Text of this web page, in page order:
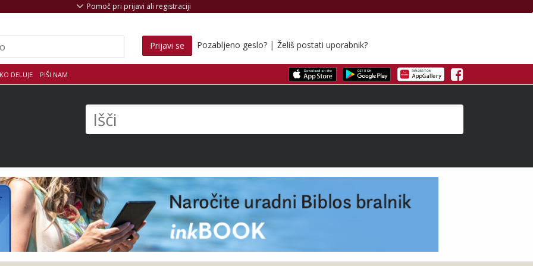
DELUJE PIŠI NAM Facebook
Pomoč pri prijavi ali registraciji
Prijavi se Pozabljeno geslo? | Želiš postati uporabnik?